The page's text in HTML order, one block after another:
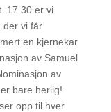
17.30 er vi
der vi får
en kjernekar
av Samuel
av
bare herlig!
opp til hver